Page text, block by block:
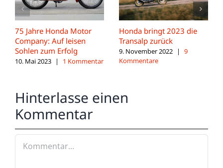
75 Jahre Honda Motor
Company: Auf leisen
Sohlen zum Erfolg
10. Mai 2023 | 1 Kommentar
Honda bringt 2023 die
Transalp zurück
9. November 2022 |
9
Kommentare
Hinterlasse einen
Kommentar